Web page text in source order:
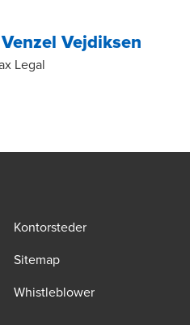
Vejdiksen
Legal
Kontorsteder
Sitemap
Whistleblower